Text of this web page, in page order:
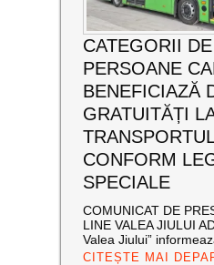
CATEGORII DE
PERSOANE
BENEFICIAZĂ
GRATUITĂȚI
CONFORM
SPECIALE
COMUNICAT DE
LINE VALEA JIULUI
Valea Jiului”
CITEȘTE MAI